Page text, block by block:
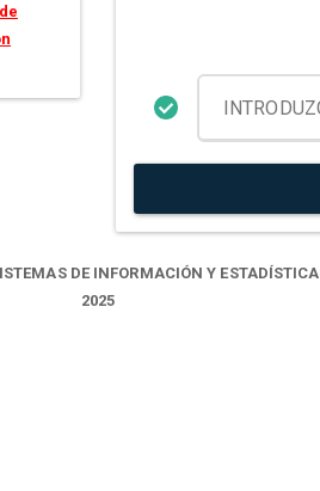
DE INFORMACIÓN Y ESTADÍSTICA
2025